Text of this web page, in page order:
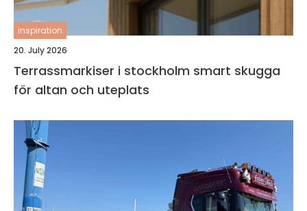
inspiration
20. July 2026
Terrassmarkiser i stockholm smart skugga
för altan och uteplats